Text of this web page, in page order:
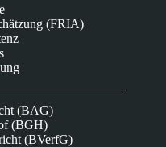
(FRIA)
(BAG)
(BGH)
(BVerfG)